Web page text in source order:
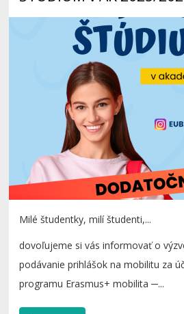
Milé študentky, milí študenti,...
dovoľujeme si vás informovať o
podávanie prihlášok na mobilitu za
programu Erasmus+ mobilita ─...